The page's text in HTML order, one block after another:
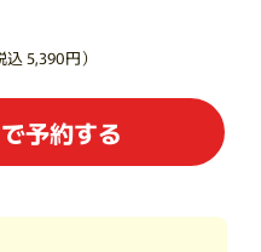
込 5,390円）
予約する